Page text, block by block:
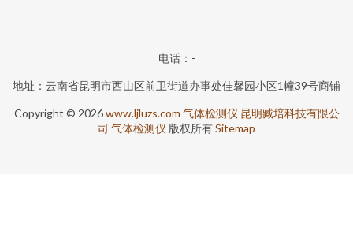
电话：-
地址：云南省昆明市西山区前卫街道办事处佳馨园小区1幢39号商铺
Copyright © 2026www.ljluzs.com 气体检测仪 昆明臧培科技有限公
司 气体检测仪 版权所有Sitemap